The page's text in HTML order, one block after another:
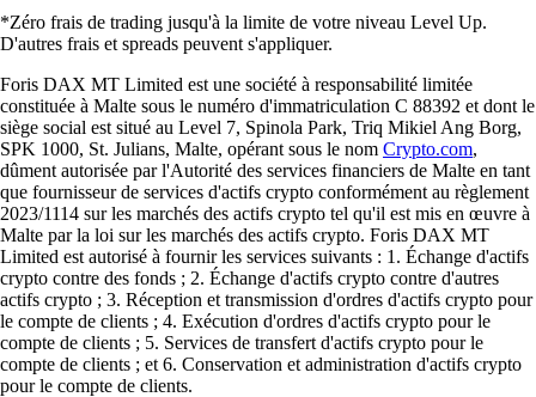
*Zéro frais de trading jusqu'à la limite de votre niveau Level Up.
D'autres frais et spreads peuvent s'appliquer.
Foris DAX MT Limited est une société à responsabilité limitée
constituée à Malte sous le numéro d'immatriculation C 88392 et dont le
siège social est situé au Level 7, Spinola Park, Triq Mikiel Ang Borg,
SPK 1000, St. Julians, Malte, opérant sous le nom Crypto.com,
dûment autorisée par l'Autorité des services financiers de Malte en tant
que fournisseur de services d'actifs crypto conformément au règlement
2023/1114 sur les marchés des actifs crypto tel qu'il est mis en œuvre à
Malte par la loi sur les marchés des actifs crypto. Foris DAX MT
Limited est autorisé à fournir les services suivants : 1. Échange d'actifs
crypto contre des fonds ; 2. Échange d'actifs crypto contre d'autres
actifs crypto ; 3. Réception et transmission d'ordres d'actifs crypto pour
le compte de clients ; 4. Exécution d'ordres d'actifs crypto pour le
compte de clients ; 5. Services de transfert d'actifs crypto pour le
compte de clients ; et 6. Conservation et administration d'actifs crypto
pour le compte de clients.